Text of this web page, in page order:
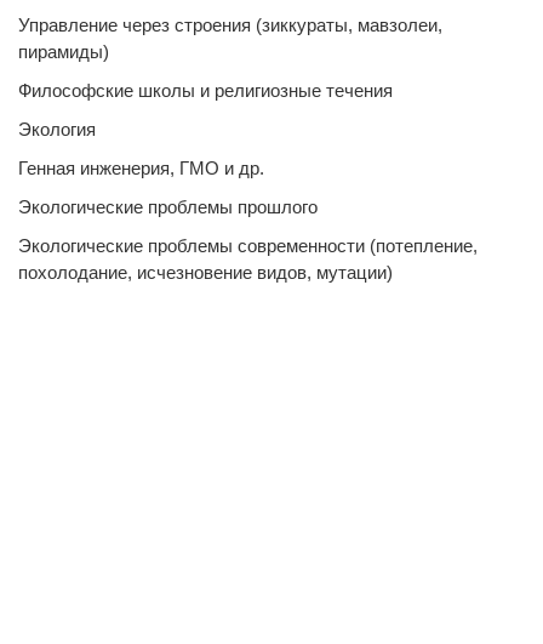
Управление через строения (зиккураты, мавзолеи,
пирамиды)
Философские школы и религиозные течения
Экология
Генная инженерия, ГМО и др.
Экологические проблемы прошлого
Экологические проблемы современности (потепление,
похолодание, исчезновение видов, мутации)